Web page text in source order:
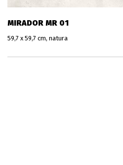
MIRADOR MR 01
59,7 x 59,7 cm, natura